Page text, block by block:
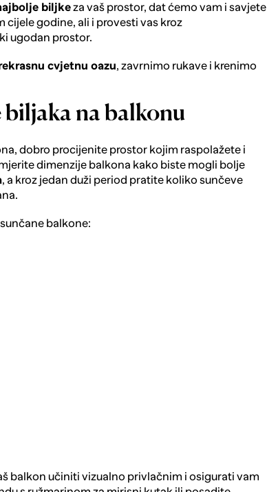
biljkeza vaš prostor, dat ćemo vam i savjete
godine, ali i provesti vas kroz
ugodan prostor.
cvjetnu oazu, zavrnimo rukave i krenimo
biljaka na balkonu
dobro procijenite prostor kojim raspolažete i
dimenzije balkona kako biste mogli bolje
, a kroz jedan duži period pratite koliko sunčeve
balkone:
balkon učiniti vizualno privlačnim i osigurati vam